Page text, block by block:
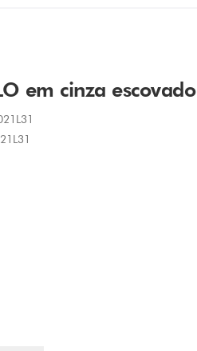
em cinza escovado